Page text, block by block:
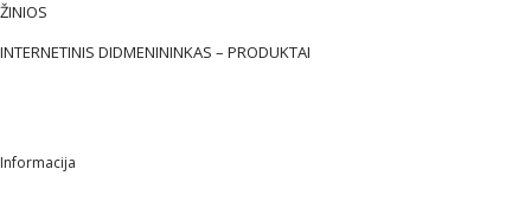
ŽINIOS
INTERNETINIS DIDMENININKAS – PRODUKTAI
Informacija